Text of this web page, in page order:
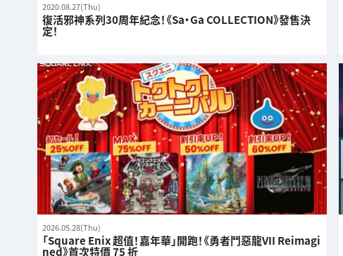
2020.08.27(Thu)
復活邪神系列30周年紀念！《Sa・Ga COLLECTION》發售決
定！
2026.05.28(Thu)
「Square Enix 超值！嘉年華」開跑！《勇者鬥惡龍VII Reimagi
ned》首次特價 75 折